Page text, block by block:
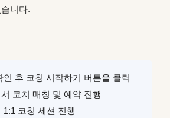
니다.
인 후 코칭 시작하기 버튼을 클릭
코치 매칭 및 예약 진행
1:1 코칭 세션 진행